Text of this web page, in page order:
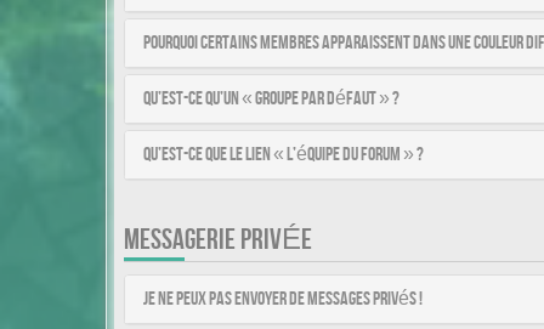
Pourquoi certains membres apparaissent dans une couleur
Qu’est-ce qu’un « Groupe par défaut » ?
Qu’est-ce que le lien « L’équipe du forum » ?
MESSAGERIE PRIVÉE
Je ne peux pas envoyer de messages privés !